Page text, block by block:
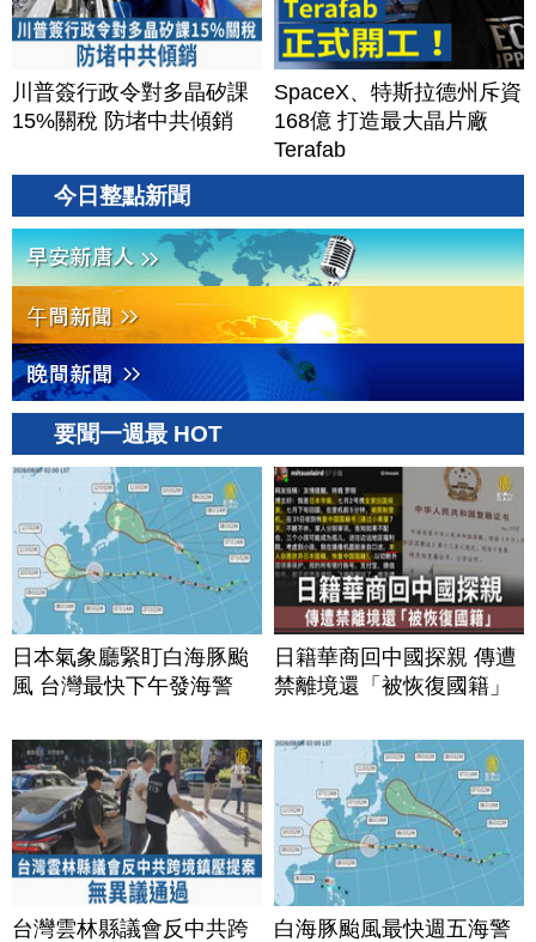
川普簽行政令對多晶矽課
15%關稅 防堵中共傾銷
SpaceX、特斯拉德州斥資
168億 打造最大晶片廠
Terafab
今日整點新聞
要聞一週最 HOT
日本氣象廳緊盯白海豚颱
風 台灣最快下午發海警
日籍華商回中國探親 傳遭
禁離境還「被恢復國籍」
台灣雲林縣議會反中共跨
白海豚颱風最快週五海警